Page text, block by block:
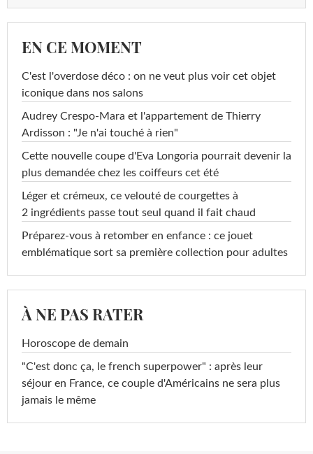
EN CE MOMENT
C'est l'overdose déco : on ne veut plus voir cet objet
iconique dans nos salons
Audrey Crespo-Mara et l'appartement de Thierry
Ardisson : "Je n'ai touché à rien"
Cette nouvelle coupe d'Eva Longoria pourrait devenir la
plus demandée chez les coiffeurs cet été
Léger et crémeux, ce velouté de courgettes à
2 ingrédients passe tout seul quand il fait chaud
Préparez-vous à retomber en enfance : ce jouet
emblématique sort sa première collection pour adultes
À NE PAS RATER
Horoscope de demain
"C'est donc ça, le french superpower" : après leur
séjour en France, ce couple d'Américains ne sera plus
jamais le même